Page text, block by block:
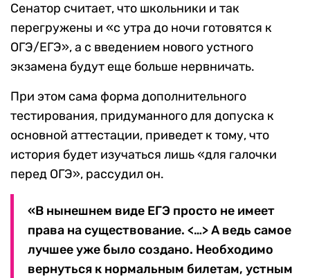
Сенатор считает, что школьники и так
перегружены и «с утра до ночи готовятся к
ОГЭ/ЕГЭ», а с введением нового устного
экзамена будут еще больше нервничать.
При этом сама форма дополнительного
тестирования, придуманного для допуска к
основной аттестации, приведет к тому, что
история будет изучаться лишь «для галочки
перед ОГЭ», рассудил он.
«В нынешнем виде ЕГЭ просто не имеет
права на существование. <…> А ведь самое
лучшее уже было создано. Необходимо
вернуться к нормальным билетам, устным